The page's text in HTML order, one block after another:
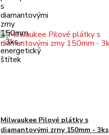
Milwaukee Pilové plátky s
diamantovými zrny 150mm - 3ks